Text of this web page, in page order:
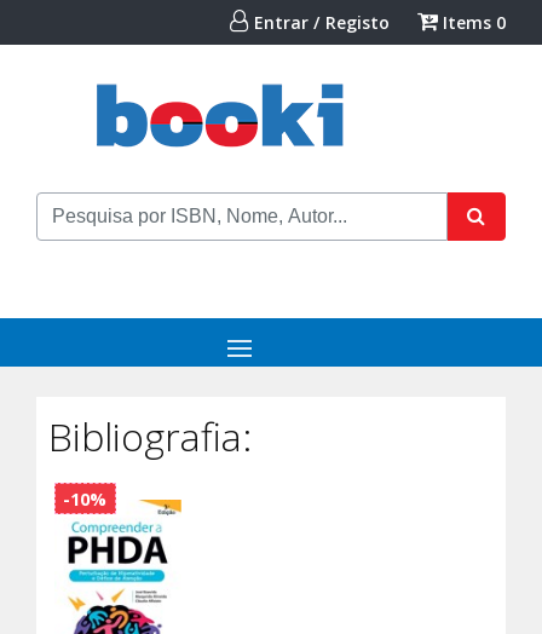
Entrar / Registo Items 0
Bibliografia:
-10%